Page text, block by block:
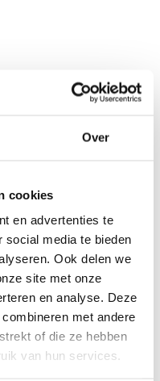
Over
cookies
en advertenties te
social media te bieden
Ook delen we
site met onze
en analyse. Deze
met andere
of die ze hebben
van hun services.
bloedsuikerspiegel